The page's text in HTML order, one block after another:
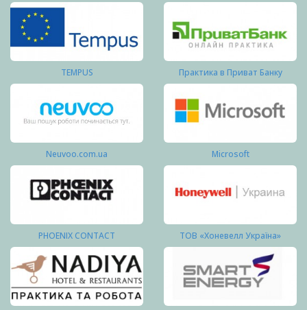
TEMPUS Практика в Приват Банку
Neuvoo.com.ua Microsoft
PHOENIX CONTACT ТОВ «Хоневелл Україна»